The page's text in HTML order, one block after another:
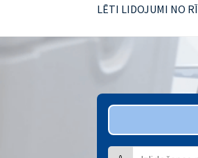
LĒTI LIDOJUMI NO